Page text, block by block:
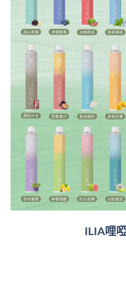
ILIA哩